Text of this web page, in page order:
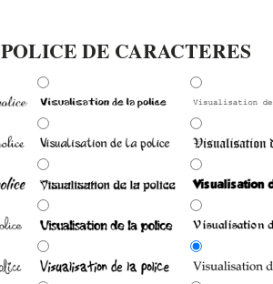
POLICE DE CARACTERES